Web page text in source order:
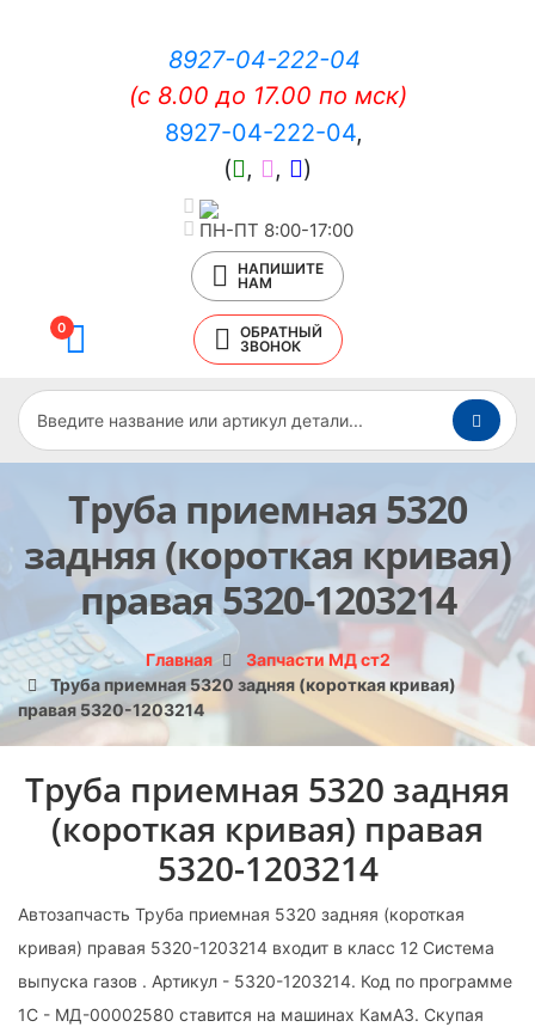
8927-04-222-04
(c 8.00 до 17.00 по мск)
8927-04-222-04,
(
, , )
ПН-ПТ 8:00-17:00
НАПИШИТЕ
НАМ
0
ОБРАТНЫЙ
ЗВОНОК
Труба приемная 5320
задняя (короткая кривая)
правая 5320-1203214
Главная
Запчасти МД ст2
Труба приемная 5320 задняя (короткая кривая)
правая 5320-1203214
Труба приемная 5320 задняя
(короткая кривая) правая
5320-1203214
Автозапчасть Труба приемная 5320 задняя (короткая
кривая) правая 5320-1203214 входит в класс 12 Система
выпуска газов . Артикул - 5320-1203214. Код по программе
1С - МД-00002580 ставится на машинах КамАЗ. Скупая